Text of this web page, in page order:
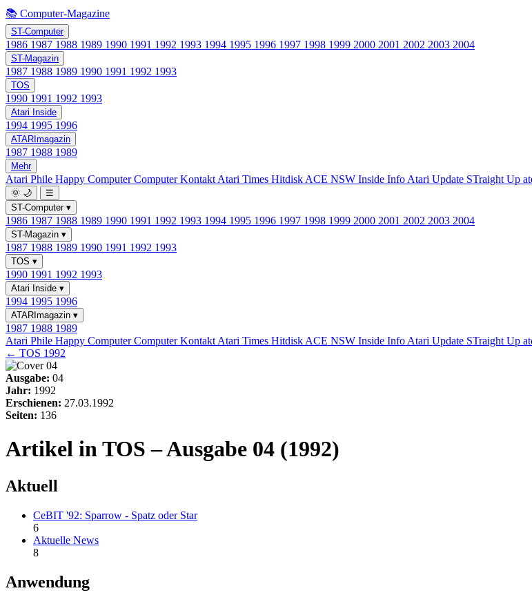
📚 Computer-Magazine
ST-Computer
1986 1987 1988 1989 1990 1991 1992 1993 1994 1995 1996 1997 1998 1999 2000 2001 2002 2003 2004
ST-Magazin
1987 1988 1989 1990 1991 1992 1993
TOS
1990 1991 1992 1993
Atari Inside
1994 1995 1996
ATARImagazin
1987 1988 1989
Mehr
Atari Phile Happy ComputerComputer Kontakt Atari Times Hitdisk ACE NSW Inside Info Atari Update STraight Up
🌞 🌙
☰
ST-Computer ▾
1986 1987 1988 1989 1990 1991 1992 1993 1994 1995 1996 1997 1998 1999 2000 2001 2002 2003 2004
ST-Magazin ▾
1987 1988 1989 1990 1991 1992 1993
TOS ▾
1990 1991 1992 1993
Atari Inside ▾
1994 1995 1996
ATARImagazin ▾
1987 1988 1989
Atari Phile Happy ComputerComputer Kontakt Atari Times Hitdisk ACE NSW Inside Info Atari Update STraight Up
← TOS 1992
Ausgabe: 04
Jahr: 1992
Erschienen: 27.03.1992
Seiten: 136
Artikel in TOS – Ausgabe 04 (1992)
Aktuell
CeBIT '92: Sparrow - Spatz oder Star
6
Aktuelle News
8
Anwendung